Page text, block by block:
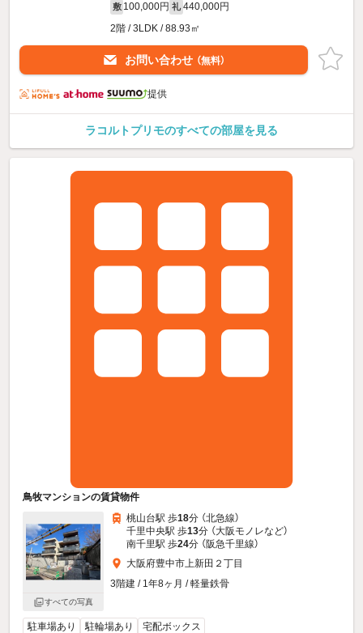
敷 100,000円 礼 440,000円
2階 / 3LDK / 88.93㎡
お問い合わせ （無料）
提供
ラコルトプリモのすべての部屋を見る
鳥牧マンションの賃貸物件
すべての写真
桃山台駅 歩18分 （北急線）
千里中央駅 歩13分 （大阪モノレなど）
南千里駅 歩24分 （阪急千里線）
大阪府豊中市上新田２丁目
3階建 / 1年8ヶ月 / 軽量鉄骨
駐車場あり 駐輪場あり 宅配ボックス